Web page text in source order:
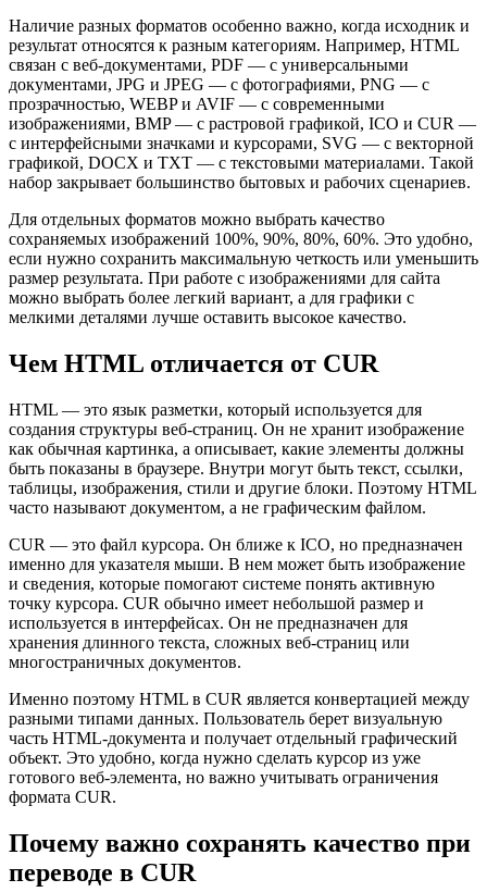
Наличие разных форматов особенно важно, когда исходник и
результат относятся к разным категориям. Например, HTML
связан с веб-документами, PDF — с универсальными
документами, JPG и JPEG — с фотографиями, PNG — с
прозрачностью, WEBP и AVIF — с современными
изображениями, BMP — с растровой графикой, ICO и CUR —
с интерфейсными значками и курсорами, SVG — с векторной
графикой, DOCX и TXT — с текстовыми материалами. Такой
набор закрывает большинство бытовых и рабочих сценариев.
Для отдельных форматов можно выбрать качество
сохраняемых изображений 100%, 90%, 80%, 60%. Это удобно,
если нужно сохранить максимальную четкость или уменьшить
размер результата. При работе с изображениями для сайта
можно выбрать более легкий вариант, а для графики с
мелкими деталями лучше оставить высокое качество.
Чем HTML отличается от CUR
HTML — это язык разметки, который используется для
создания структуры веб-страниц. Он не хранит изображение
как обычная картинка, а описывает, какие элементы должны
быть показаны в браузере. Внутри могут быть текст, ссылки,
таблицы, изображения, стили и другие блоки. Поэтому HTML
часто называют документом, а не графическим файлом.
CUR — это файл курсора. Он ближе к ICO, но предназначен
именно для указателя мыши. В нем может быть изображение
и сведения, которые помогают системе понять активную
точку курсора. CUR обычно имеет небольшой размер и
используется в интерфейсах. Он не предназначен для
хранения длинного текста, сложных веб-страниц или
многостраничных документов.
Именно поэтому HTML в CUR является конвертацией между
разными типами данных. Пользователь берет визуальную
часть HTML-документа и получает отдельный графический
объект. Это удобно, когда нужно сделать курсор из уже
готового веб-элемента, но важно учитывать ограничения
формата CUR.
Почему важно сохранять качество при
переводе в CUR